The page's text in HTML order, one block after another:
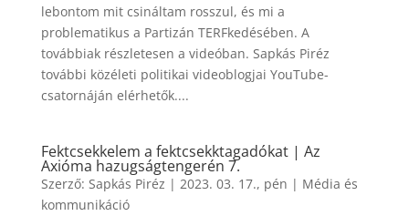
lebontom mit csináltam rosszul, és mi a
problematikus a Partizán TERFkedésében. A
továbbiak részletesen a videóban. Sapkás Piréz
további közéleti politikai videoblogjai YouTube-
csatornáján elérhetők....
Fektcsekkelem a fektcsekktagadókat | Az
Axióma hazugságtengerén 7.
Szerző: Sapkás Piréz | 2023. 03. 17., pén | Média és
kommunikáció